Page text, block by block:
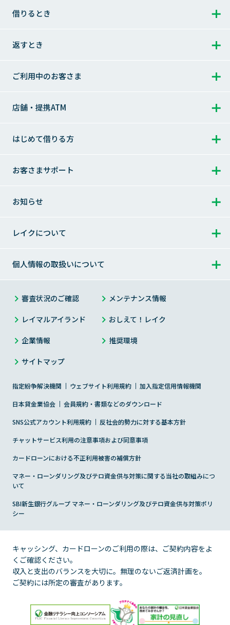
借りるとき
借りるとき トップ
お借入れ
365日間無利息
お借入れ方法
お申込みからお借入れまで
お申込み・ご契約方法
商品
商品のご案内（貸付条件）
その他商品のご案内（特定商品）
返すとき
返すとき トップ
完済（一括でのご返済）
ご返済日について
ご利用中のお客さま
ご利用中のお客さま トップ
会員ログインでお困りの方
その他のサービス
メールサンプル
過去にご利用のあったお客さま
店舗・提携ATM
店舗・提携ATM トップ
はじめて借りる方
はじめて借りる方 トップ
カードローンの基礎知識
お客さまサポート
お客さまサポート トップ
チャットサービスのご紹介
サイト内検索
お知らせ
お知らせ トップ
メンテナンス情報
災害にあわれたお客さまへ
改正貸金業法施行について
法的手続きで残高が確定したお客さまへ
レイクについて
レイクについて トップ
お客さまの気持ちをカタチに
レイクアプリ
Payチャージ・Pay払い
レイクのメディア・コンテンツ
働く女性を応援
あなたをサポートする「50の事実」
個人情報の取扱いについて
プライバシーステートメント（個人情報保護宣言）
お客さまの個人情報の取扱いについて
新生フィナンシャルのセキュリティ対策
個人情報に関するお問合せ
個人情報開示等手続き方法
取引履歴開示の方針
について
匿名加工情報の取扱いについて
審査状況のご確認 メンテナンス情報
レイマルアイランド おしえて！レイク
企業情報 推奨環境
サイトマップ
指定紛争解決機関 ウェブサイト利用規約 加入指定信用情報機関
日本貸金業協会 会員規約・書類などのダウンロード
SNS公式アカウント利用規約 反社会的勢力に対する基本方針
チャットサービス利用の注意事項および同意事項
カードローンにおける不正利用被害の補償方針
マネー・ローンダリング及びテロ資金供与対策に関する当社の取組みにつ
いて
SBI新生銀行グループ マネー・ローンダリング及びテロ資金供与対策ポリ
シー
キャッシング、カードローンのご利用の際は、ご契約内容をよ
くご確認ください。
収入と支出のバランスを大切に。無理のないご返済計画を。
ご契約には所定の審査があります。